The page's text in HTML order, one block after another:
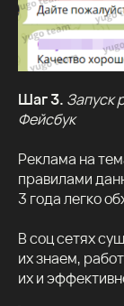
Шаг 3. Запуск
Фейсбук
Реклама на
правилами
3 года легко
В соц сетях
их знаем,
их и